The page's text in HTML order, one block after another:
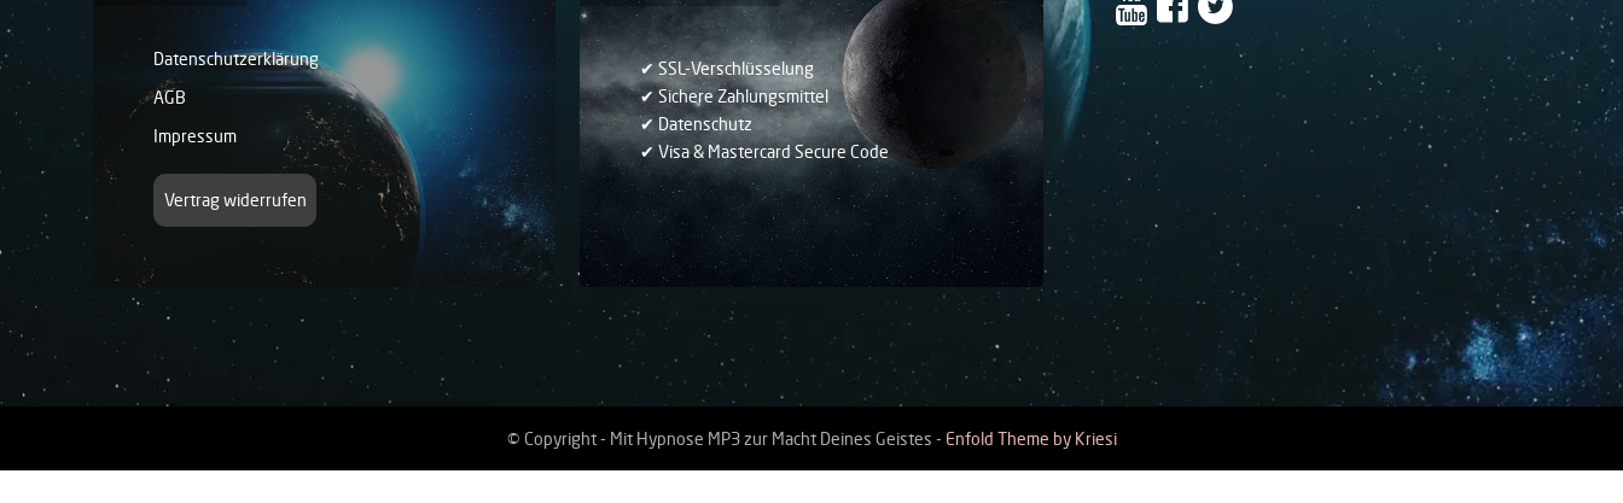
Datenschutzerklärung
AGB
Impressum
Vertrag widerrufen
✔ SSL-Verschlüsselung
✔ Sichere Zahlungsmittel
✔ Datenschutz
✔ Visa & Mastercard Secure Code
© Copyright - Mit Hypnose MP3 zur Macht Deines Geistes - Enfold Theme by Kriesi